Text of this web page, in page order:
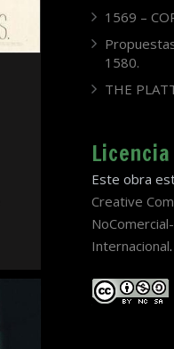
1569 –
1580.
THE
Licencia
Este obra
Creative
Internacional.